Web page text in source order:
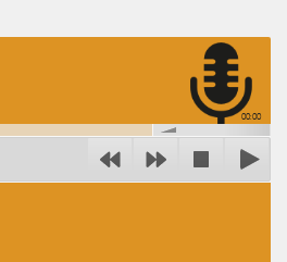
00:00